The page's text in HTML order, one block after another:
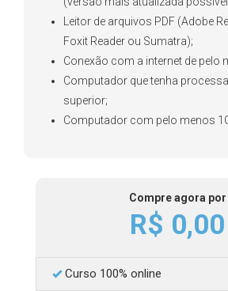
Leitor de arquivos PDF (Adobe
Foxit Reader ou Sumatra);
Conexão com a internet de pelo
Computador que tenha
superior;
Computador com pelo menos
Compre agora por
R$ 0,00
Curso 100% online